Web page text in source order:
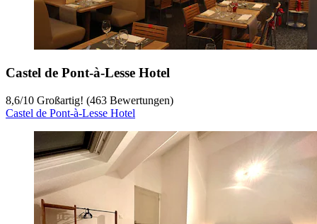
Castel de Pont-à-Lesse Hotel
8,6/10 Großartig! (463 Bewertungen)
Castel de Pont-à-Lesse Hotel